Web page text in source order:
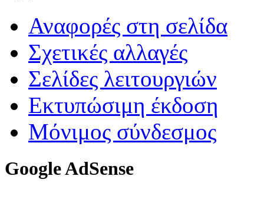
Αναφορές στη σελίδα
Σχετικές αλλαγές
Σελίδες λειτουργιών
Εκτυπώσιμη έκδοση
Μόνιμος σύνδεσμος
Google AdSense